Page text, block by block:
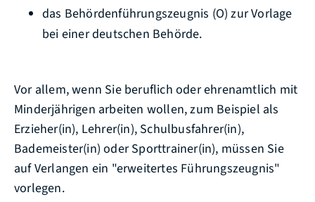
das Behördenführungszeugnis (O) zur Vorlage
bei einer deutschen Behörde.
Vor allem, wenn Sie beruflich oder ehrenamtlich mit
Minderjährigen arbeiten wollen, zum Beispiel als
Erzieher(in), Lehrer(in), Schulbusfahrer(in),
Bademeister(in) oder Sporttrainer(in), müssen Sie
auf Verlangen ein "erweitertes Führungszeugnis"
vorlegen.